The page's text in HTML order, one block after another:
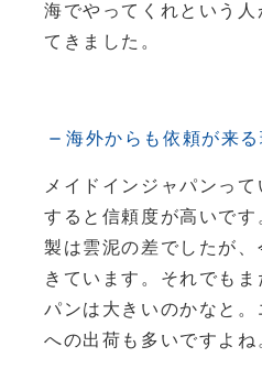
海でやってくれという人
てきました。
海外からも依頼が来る
メイドインジャパンっ
すると信頼度が高いで
製は雲泥の差でしたが、
きています。それでも
パンは大きいのかなと
への出荷も多いですよね